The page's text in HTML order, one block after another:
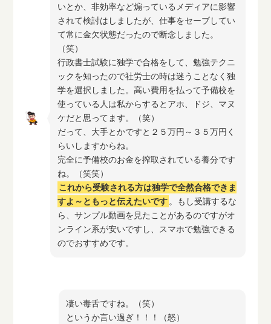
いとか、非効率など煽っているメディアに影響
されて検討はしましたが、仕事をセーブしてい
て常に金欠状態だったので断念しました。
（笑）
行政書士試験に独学で合格をして、勉強テクニ
ックを知ったので社労士の時は迷うことなく独
学を選択しました。高い費用を払って予備校を
使っている人は私からするとアホ、ドジ、マヌ
ケだと思ってます。（笑）
だって、大手とかですと２５万円～３５万円く
らいしますからね。
完全に予備校のお金を搾取されている養分です
ね。（笑笑）
これから受験される方は独学で全然合格できま
すよ～ともっと伝えたいです。もし受講するな
ら、サンプル動画を見たことがあるのですがオ
ンライン系が安いですし、スマホで勉強できる
のでおすすめです。
凄い毒舌ですね。（笑）
というか言い過ぎ！！！（怒）